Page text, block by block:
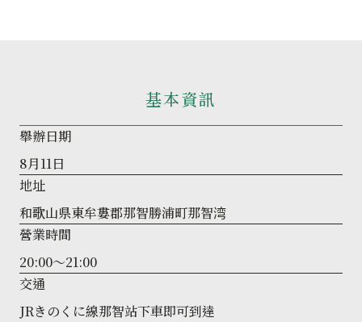
基本資訊
舉辦日期
8月11日
地址
和歌山県東牟婁郡那智勝浦町那智湾
營業時間
20:00～21:00
交通
JRきのくに線那智站下車即可到達